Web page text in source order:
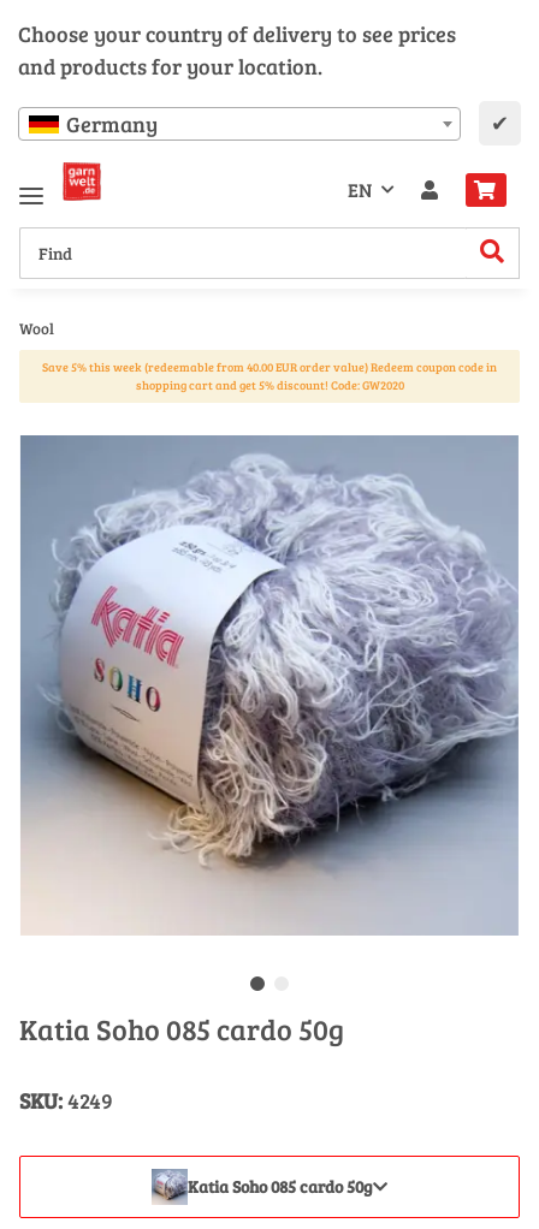
Choose your country of delivery to see prices
and products for your location.
Germany ✔
EN
Wool
Save 5% this week (redeemable from 40.00 EUR order value) Redeem coupon code in
shopping cart and get 5% discount! Code: GW2020
Katia Soho 085 cardo 50g
SKU:4249
Katia Soho 085 cardo 50g